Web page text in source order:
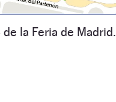
de la Feria de Madrid.